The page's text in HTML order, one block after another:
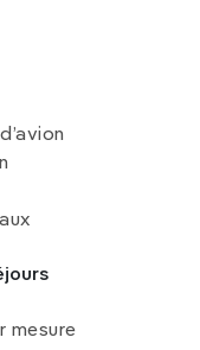
mesure